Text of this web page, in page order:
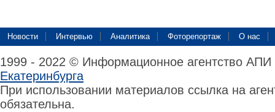
Новости Интервью Аналитика Фоторепортаж О нас
1999 - 2022 © Информационное агентство
Екатеринбурга
При использовании материалов ссылка на
обязательна.